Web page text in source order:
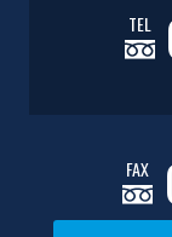
TEL
FAX